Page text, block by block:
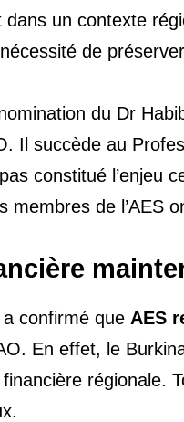
un contexte
de
du Dr
Il succède au
constitué l’enjeu
membres de l’AES
confirmé que AES
En effet, le
régionale.